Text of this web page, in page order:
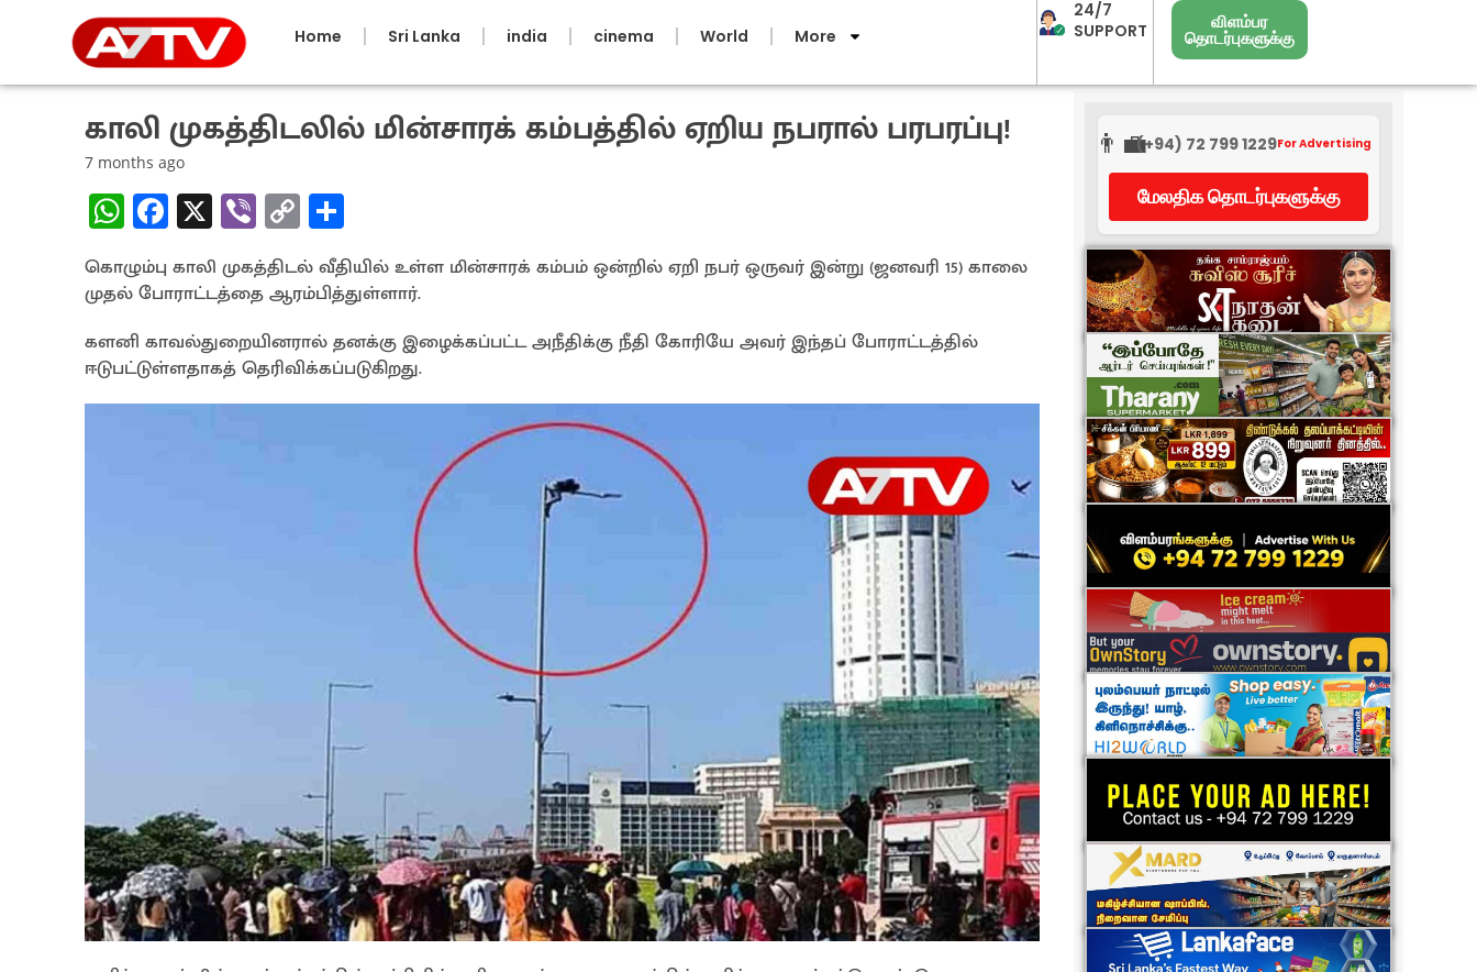
Home Sri Lanka india cinema World More
24/7
SUPPORT
விளம்பர
தொடர்புகளுக்கு
காலி முகத்திடலில் மின்சாரக் கம்பத்தில் ஏறிய நபரால் பரபரப்பு!
7 months ago
W
h
at
sA
p
p
Fa
ce
b
o
o
k
X Vi
b
er
C
o
py
Li
n
k
h
ar
e
கொழும்பு காலி முகத்திடல் வீதியில் உள்ள மின்சாரக் கம்பம் ஒன்றில் ஏறி நபர் ஒருவர் இன்று (ஜனவரி 15) காலை
முதல் போராட்டத்தை ஆரம்பித்துள்ளார்.
களனி காவல்துறையினரால் தனக்கு இழைக்கப்பட்ட அநீதிக்கு நீதி கோரியே அவர் இந்தப் போராட்டத்தில்
ஈடுபட்டுள்ளதாகத் தெரிவிக்கப்படுகிறது.
👨‍💼(+94) 72 799 1229For Advertising
மேலதிக தொடர்புகளுக்கு